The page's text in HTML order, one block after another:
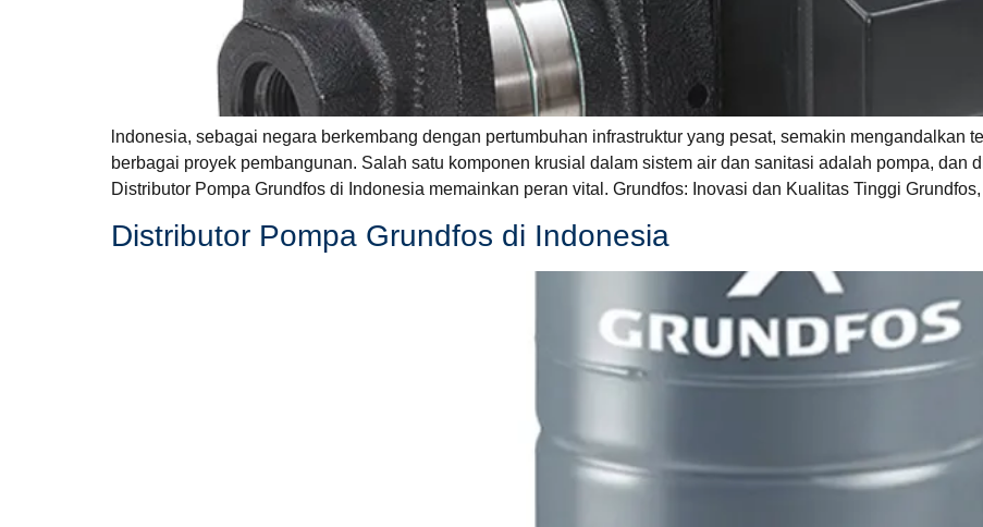
lndonesia, sebagai negara berkembang dengan pertumbuhan infrastruktur yang pesat, semakin mengandalkan
berbagai proyek pembangunan. Salah satu komponen krusial dalam sistem air dan sanitasi adalah pompa, dan
Distributor Pompa Grundfos di Indonesia memainkan peran vital. Grundfos: Inovasi dan Kualitas Tinggi
Distributor Pompa Grundfos di Indonesia